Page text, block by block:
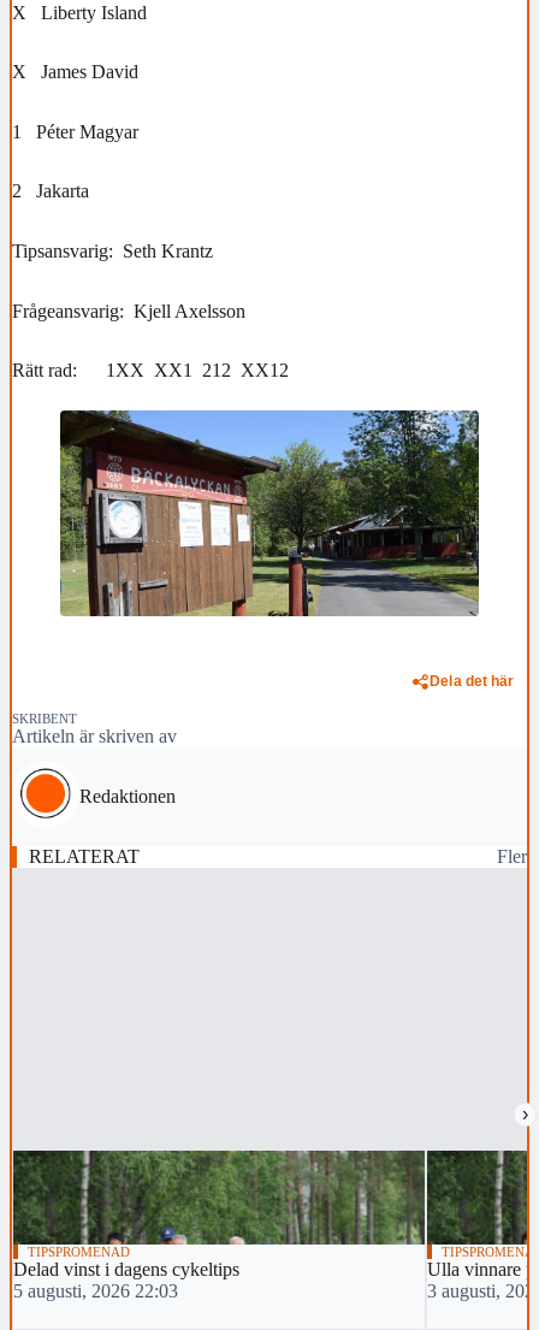
X Liberty Island
X James David
1 Péter Magyar
2 Jakarta
Tipsansvarig: Seth Krantz
Frågeansvarig: Kjell Axelsson
Rätt rad: 1XX XX1 212 XX12
Dela det här
SKRIBENT
Artikeln är skriven av
Redaktionen
RELATERAT Fler
›
TIPSPROMENAD
Delad vinst i dagens cykeltips
5 augusti, 2026 22:03
Ulla vinnare
3 augusti,